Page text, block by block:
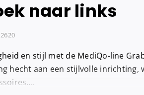
Maandverband
Hygiënebak navulling
Hygienezakjes houder
naar links
en stijl met de MediQo-line
hecht aan een stijlvolle inrichting,